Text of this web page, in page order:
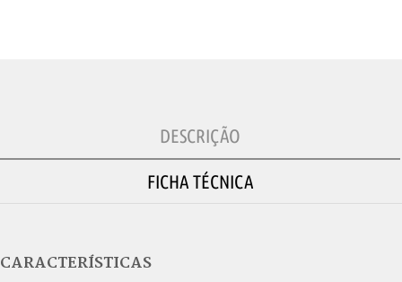
DESCRIÇÃO
FICHA TÉCNICA
CARACTERÍSTICAS